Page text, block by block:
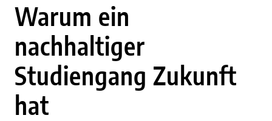
Warum ein
nachhaltiger
Studiengang Zukunft
hat